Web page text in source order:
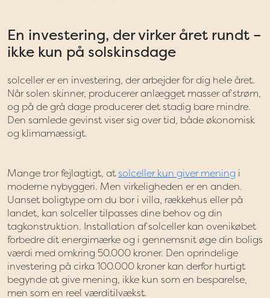
En investering, der virker året rundt –
ikke kun på solskinsdage
solceller er en investering, der arbejder for dig hele året.
Når solen skinner, producerer anlægget masser af strøm,
og på de grå dage producerer det stadig bare mindre.
Den samlede gevinst viser sig over tid, både økonomisk
og klimamæssigt.
Mange tror fejlagtigt, at solceller kun giver mening i
moderne nybyggeri. Men virkeligheden er en anden.
Uanset boligtype om du bor i villa, rækkehus eller på
landet, kan solceller tilpasses dine behov og din
tagkonstruktion. Installation af solceller kan ovenikøbet
forbedre dit energimærke og i gennemsnit øge din boligs
værdi med omkring 50.000 kroner. Den oprindelige
investering på cirka 100.000 kroner kan derfor hurtigt
begynde at give mening, ikke kun som en besparelse,
men som en reel værditilvækst.